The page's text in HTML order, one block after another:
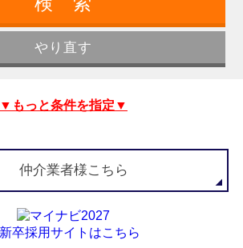
▼もっと条件を指定▼
仲介業者様こちら
卒採用サイトはこちら